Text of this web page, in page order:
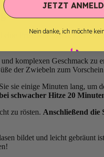
eine Prise Salz hinzu. Unter
komplexen Geschmack
der Zwiebeln zum
sie einige Minuten lang, um
schwacher Hitze 20
zu rösten. Anschließend die
bildet und leicht gebräunt
JETZT
Nein danke, ich möchte